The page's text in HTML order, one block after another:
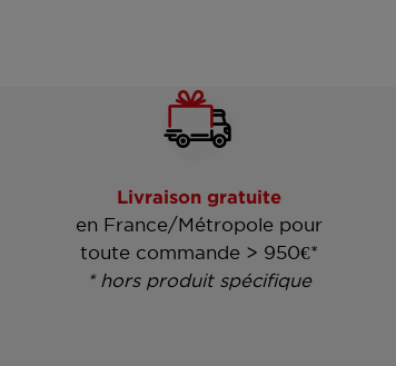
Livraison gratuite
en France/Métropole pour
toute commande > 950€*
* hors produit spécifique